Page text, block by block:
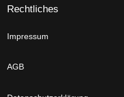
Rechtliches
Impressum
AGB